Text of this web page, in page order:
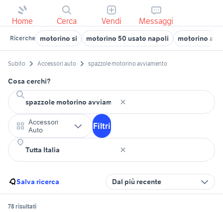
Home Cerca Vendi Messaggi
Ricerche motorino si motorino 50 usato napoli motorino
Subito Accessori auto spazzole motorino avviamento
Cosa cerchi?
Accessori
Auto
Filtri
Salva ricerca Dal più recente
78 risultati